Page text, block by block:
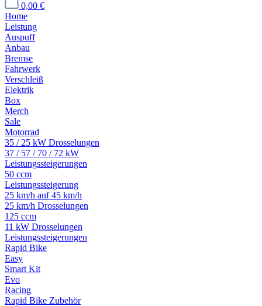
0,00 €
Home
Leistung
Auspuff
Anbau
Bremse
Fahrwerk
Verschleiß
Elektrik
Box
Merch
Sale
Motorrad
35 / 25 kW Drosselungen
37 / 57 / 70 / 72 kW
Leistungssteigerungen
50 ccm
Leistungssteigerung
25 km/h auf 45 km/h
25 km/h Drosselungen
125 ccm
11 kW Drosselungen
Leistungssteigerungen
Rapid Bike
Easy
Smart Kit
Evo
Racing
Rapid Bike Zubehör